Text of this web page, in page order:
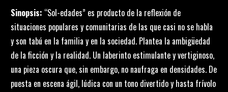
Sinopsis: “Sol-edades” es producto de la reflexión de
situaciones populares y comunitarias de las que casi no se habla
y son tabú en la familia y en la sociedad. Plantea la ambigüedad
de la ficción y la realidad. Un laberinto estimulante y vertiginoso,
una pieza oscura que, sin embargo, no naufraga en densidades. De
puesta en escena ágil, lúdica con un tono divertido y hasta frívolo